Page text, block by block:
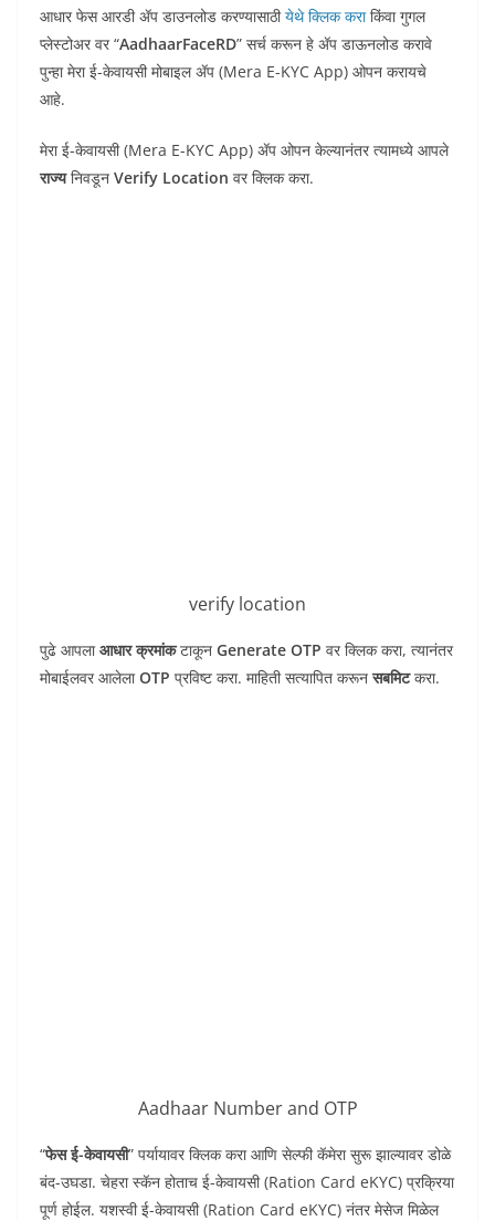
आधार फेस आरडी ॲप डाउनलोड करण्यासाठीयेथे क्लिक कराकिंवा गुगल
प्लेस्टोअर वर “AadhaarFaceRD” सर्च करून हे ॲप डाऊनलोड करावे
पुन्हा मेरा ई-केवायसी मोबाइल ॲप (Mera E-KYC App) ओपन करायचे
आहे.
मेरा ई-केवायसी (Mera E-KYC App) ॲप ओपन केल्यानंतर त्यामध्ये आपले
राज्यनिवडून Verify Location वर क्लिक करा.
verify location
पुढे आपलाआधार क्रमांकटाकून Generate OTP वर क्लिक करा, त्यानंतर
मोबाईलवर आलेलाOTP प्रविष्ट करा. माहिती सत्यापित करूनसबमिटकरा.
Aadhaar Number and OTP
“फेस ई-केवायसी” पर्यायावर क्लिक करा आणि सेल्फी कॅमेरा सुरू झाल्यावर डोळे
बंद-उघडा. चेहरा स्कॅन होताच ई-केवायसी (Ration Card eKYC) प्रक्रिया
पूर्ण होईल. यशस्वी ई-केवायसी (Ration Card eKYC) नंतर मेसेज मिळेल